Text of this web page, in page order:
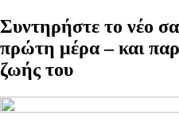
Συντηρήστε το νέο
πρώτη μέρα – και
ζωής του